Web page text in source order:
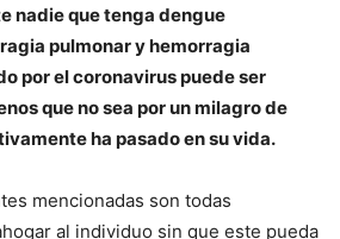
nadie que tenga dengue
pulmonar y hemorragia
por el coronavirus puede ser
que no sea por un milagro de
ha pasado en su vida.
mencionadas son todas
al individuo sin que este pueda